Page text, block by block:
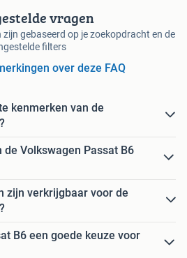
vragen
gebaseerd op je zoekopdracht en de
filters
over deze FAQ
kenmerken van de
Volkswagen Passat B6
zijn verkrijgbaar voor de
B6 een goede keuze voor